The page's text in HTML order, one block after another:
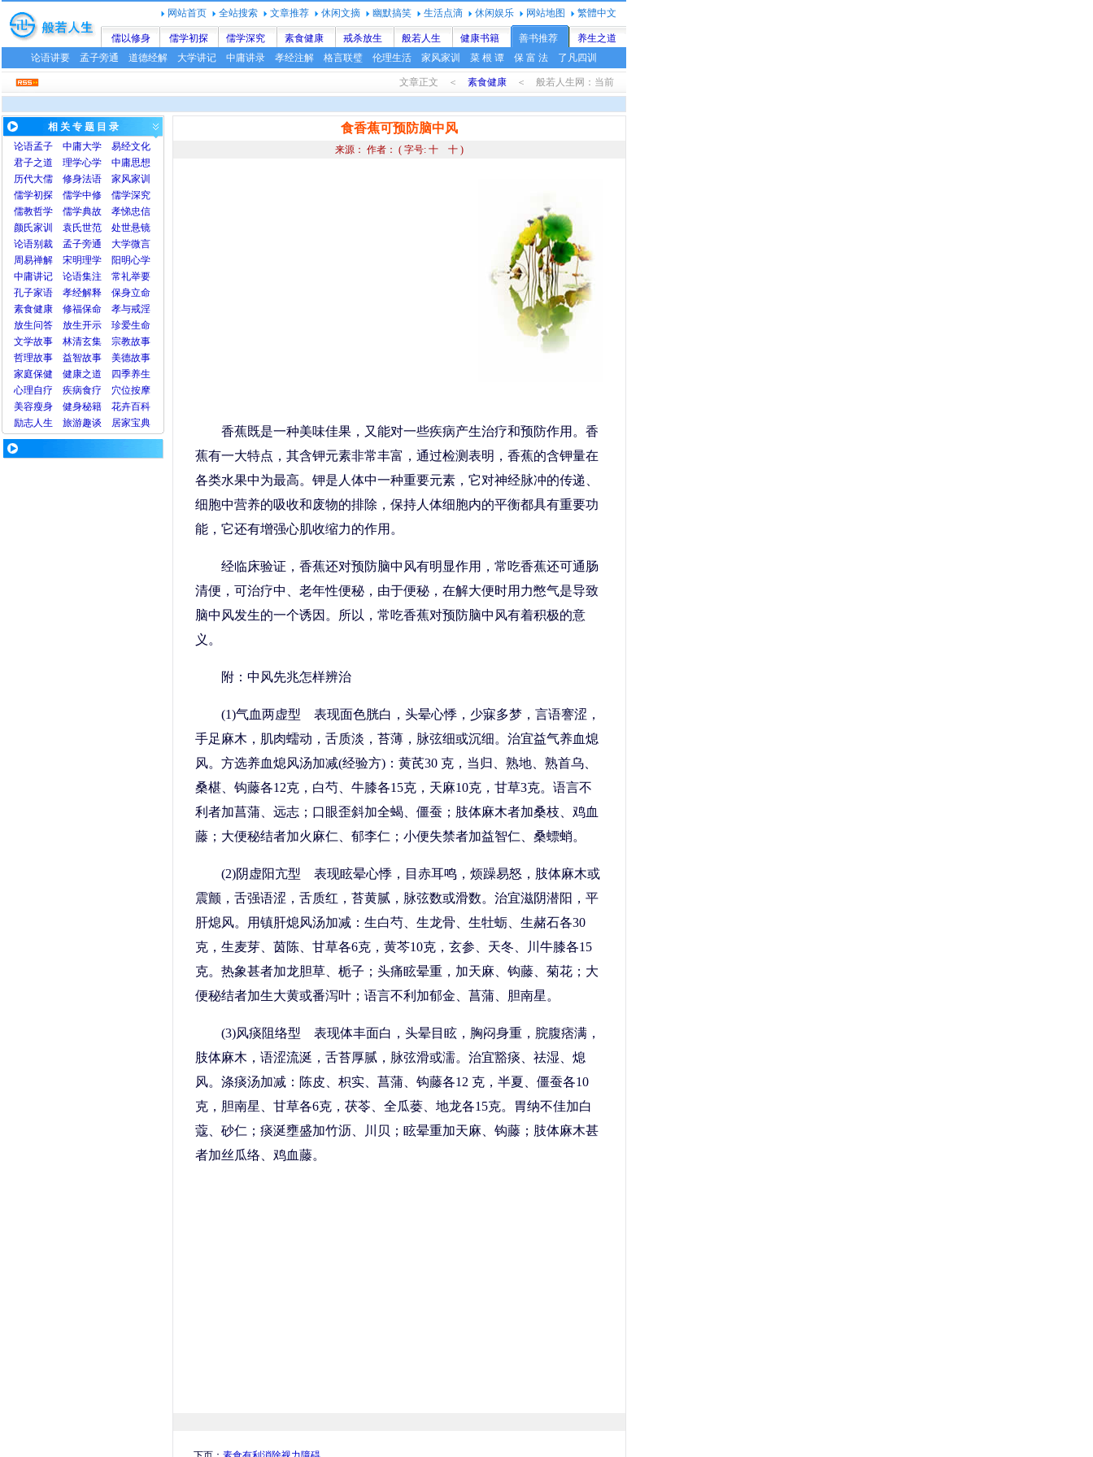
网站首页 全站搜索 文章推荐 休闲文摘 幽默搞笑 生活点滴 休闲娱乐 网站地图 繁體中文
儒以修身 儒学初探 儒学深究 素食健康 戒杀放生 般若人生 健康书籍 善书推荐
养生之道
论语讲要
孟子旁通 道德经解 大学讲记 中庸讲录 孝经注解 格言联璧 伦理生活 家风家训 菜 根 谭 保 富 法 了凡四训
文章正文 ＜ 素食健康 ＜ 般若人生网：当前
相 关 专 题 目 录
论语孟子 中庸大学
易经文化
君子之道
理学心学
中庸思想
历代大儒
修身法语
家风家训
儒学初探
儒学中修
儒学深究
儒教哲学
儒学典故
孝悌忠信
颜氏家训
袁氏世范
处世悬镜
论语别裁
孟子旁通
大学微言
周易禅解
宋明理学
阳明心学
中庸讲记
论语集注
常礼举要
孔子家语
孝经解释
保身立命
素食健康
修福保命
孝与戒淫
放生问答
放生开示
珍爱生命
文学故事
林清玄集
宗教故事
哲理故事
益智故事
美德故事
家庭保健
健康之道
四季养生
心理自疗 疾病食疗 穴位按摩
美容瘦身 健身秘籍 花卉百科
励志人生
旅游趣谈 居家宝典
食香蕉可预防脑中风
来源： 作者： ( 字号: 十 十 )
香蕉既是一种美味佳果，又能对一些疾病产生治疗和预防作用。香
蕉有一大特点，其含钾元素非常丰富，通过检测表明，香蕉的含钾量在
各类水果中为最高。钾是人体中一种重要元素，它对神经脉冲的传递、
细胞中营养的吸收和废物的排除，保持人体细胞内的平衡都具有重要功
能，它还有增强心肌收缩力的作用。
经临床验证，香蕉还对预防脑中风有明显作用，常吃香蕉还可通肠
清便，可治疗中、老年性便秘，由于便秘，在解大便时用力憋气是导致
脑中风发生的一个诱因。所以，常吃香蕉对预防脑中风有着积极的意
义。
附：中风先兆怎样辨治
(1)气血两虚型 表现面色胱白，头晕心悸，少寐多梦，言语謇涩，
手足麻木，肌肉蠕动，舌质淡，苔薄，脉弦细或沉细。治宜益气养血熄
风。方选养血熄风汤加减(经验方)：黄芪30 克，当归、熟地、熟首乌、
桑椹、钩藤各12克，白芍、牛膝各15克，天麻10克，甘草3克。语言不
利者加菖蒲、远志；口眼歪斜加全蝎、僵蚕；肢体麻木者加桑枝、鸡血
藤；大便秘结者加火麻仁、郁李仁；小便失禁者加益智仁、桑螵蛸。
(2)阴虚阳亢型 表现眩晕心悸，目赤耳鸣，烦躁易怒，肢体麻木或
震颤，舌强语涩，舌质红，苔黄腻，脉弦数或滑数。治宜滋阴潜阳，平
肝熄风。用镇肝熄风汤加减：生白芍、生龙骨、生牡蛎、生赭石各30
克，生麦芽、茵陈、甘草各6克，黄芩10克，玄参、天冬、川牛膝各15
克。热象甚者加龙胆草、栀子；头痛眩晕重，加天麻、钩藤、菊花；大
便秘结者加生大黄或番泻叶；语言不利加郁金、菖蒲、胆南星。
(3)风痰阻络型 表现体丰面白，头晕目眩，胸闷身重，脘腹痞满，
肢体麻木，语涩流涎，舌苔厚腻，脉弦滑或濡。治宜豁痰、祛湿、熄
风。涤痰汤加减：陈皮、枳实、菖蒲、钩藤各12 克，半夏、僵蚕各10
克，胆南星、甘草各6克，茯苓、全瓜蒌、地龙各15克。胃纳不佳加白
蔻、砂仁；痰涎壅盛加竹沥、川贝；眩晕重加天麻、钩藤；肢体麻木甚
者加丝瓜络、鸡血藤。